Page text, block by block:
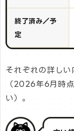
終了済み／予
定
それぞれの詳し
（2026年6月時
い）。